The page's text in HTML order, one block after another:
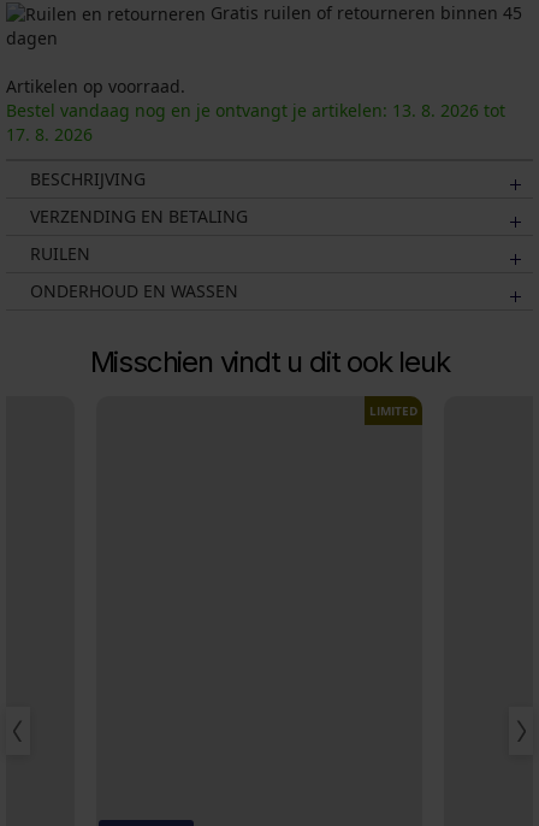
Gratis ruilen of retourneren binnen 45
dagen
Artikelen op voorraad.
Bestel vandaag nog en je ontvangt je artikelen: 13. 8. 2026 tot
17. 8. 2026
BESCHRIJVING
VERZENDING EN BETALING
RUILEN
ONDERHOUD EN WASSEN
Misschien vindt u dit ook leuk
LIMITED